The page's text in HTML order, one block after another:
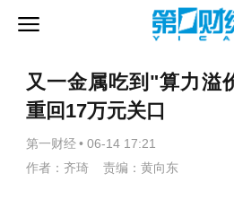
又一金属吃到"算力溢
重回17万元关口
第一财经 • 06-14 17:21
作者：齐琦 责编：黄向东